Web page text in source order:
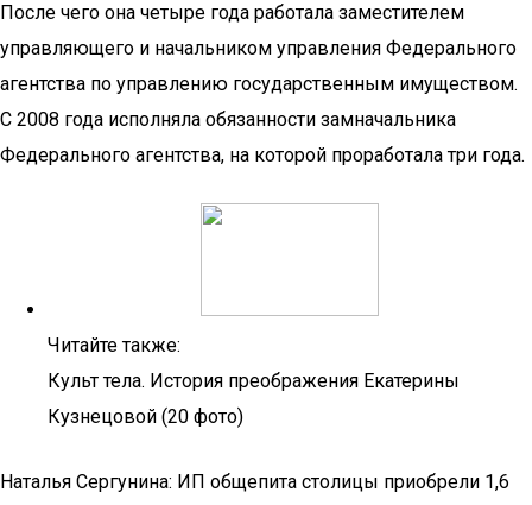
После чего она четыре года работала заместителем
управляющего и начальником управления Федерального
агентства по управлению государственным имуществом.
С 2008 года исполняла обязанности замначальника
Федерального агентства, на которой проработала три года.
Читайте также:
Культ тела. История преображения Екатерины
Кузнецовой (20 фото)
Наталья Сергунина: ИП общепита столицы приобрели 1,6